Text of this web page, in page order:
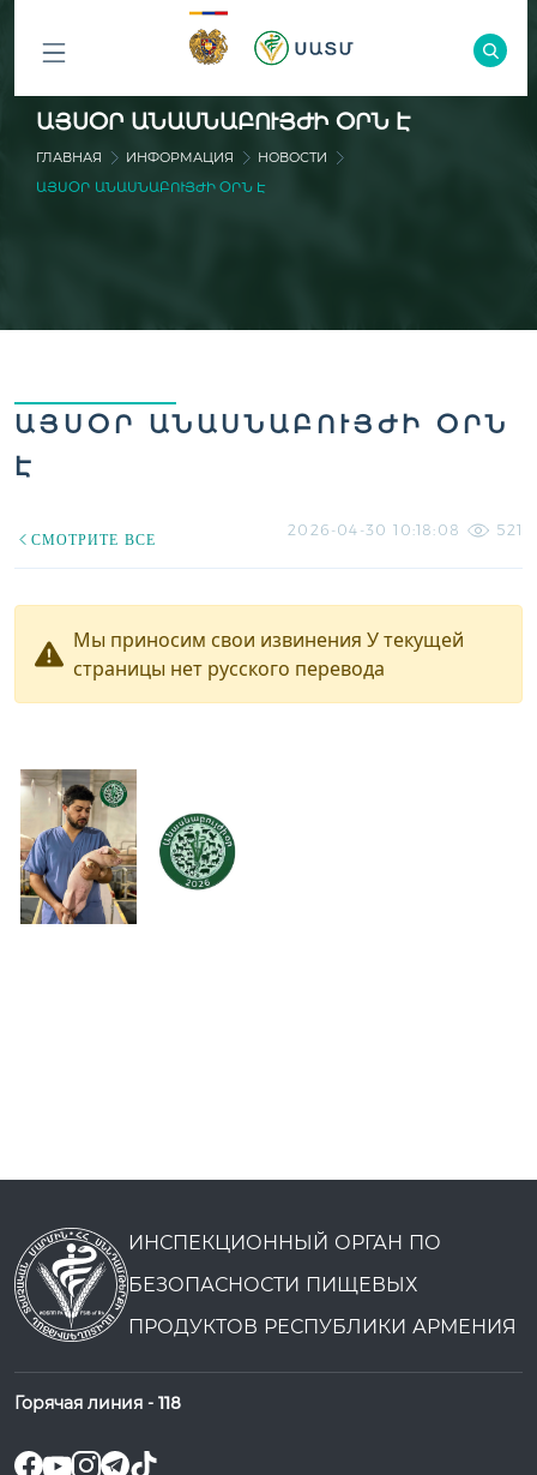
ԲՈԼՈՐ
ԲԱԺԻՆՆԵՐԸ
ԱՅՍՕՐ ԱՆԱՍՆԱԲՈՒՅԺԻ ՕՐՆ Է
ГЛАВНАЯ ИНФОРМАЦИЯ
НОВОСТИ
ԱՅՍՕՐ ԱՆԱՍՆԱԲՈՒՅԺԻ ՕՐՆ Է
ԱՅՍՕՐ ԱՆԱՍՆԱԲՈՒՅԺԻ ՕՐՆ
Է
СМОТРИТЕ ВСЕ
2026-04-30 10:18:08 521
Мы приносим свои извинения У текущей
страницы нет русского перевода
ИНСПЕКЦИОННЫЙ ОРГАН ПО
БЕЗОПАСНОСТИ ПИЩЕВЫХ
ПРОДУКТОВ РЕСПУБЛИКИ АРМЕНИЯ
Горячая линия - 118